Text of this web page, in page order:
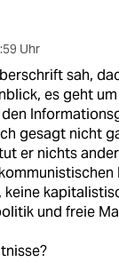
Uhr
sah,
es geht
gesagt nicht
er nichts
keine
und freie